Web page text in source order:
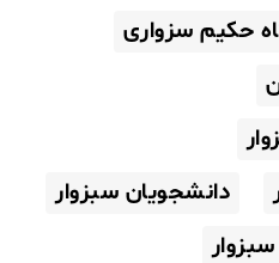
حکیم سزواری
دانشجویان سبزوار